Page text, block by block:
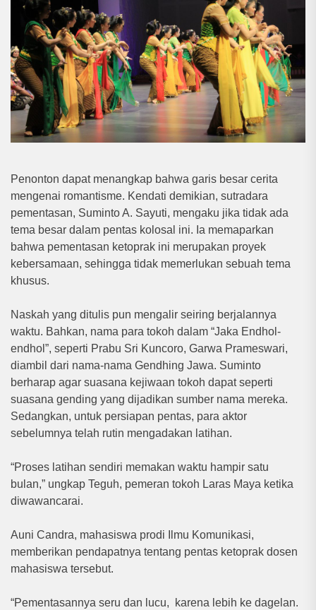
Penonton dapat menangkap bahwa garis besar cerita
mengenai romantisme. Kendati demikian, sutradara
pementasan, Suminto A. Sayuti, mengaku jika tidak ada
tema besar dalam pentas kolosal ini. Ia memaparkan
bahwa pementasan ketoprak ini merupakan proyek
kebersamaan, sehingga tidak memerlukan sebuah tema
khusus.
Naskah yang ditulis pun mengalir seiring berjalannya
waktu. Bahkan, nama para tokoh dalam “Jaka Endhol-
endhol”, seperti Prabu Sri Kuncoro, Garwa Prameswari,
diambil dari nama-nama Gendhing Jawa. Suminto
berharap agar suasana kejiwaan tokoh dapat seperti
suasana gending yang dijadikan sumber nama mereka.
Sedangkan, untuk persiapan pentas, para aktor
sebelumnya telah rutin mengadakan latihan.
“Proses latihan sendiri memakan waktu hampir satu
bulan,” ungkap Teguh, pemeran tokoh Laras Maya ketika
diwawancarai.
Auni Candra, mahasiswa prodi Ilmu Komunikasi,
memberikan pendapatnya tentang pentas ketoprak dosen
mahasiswa tersebut.
“Pementasannya seru dan lucu, karena lebih ke dagelan.